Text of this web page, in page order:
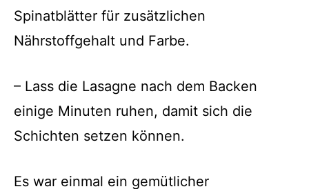
Spinatblätter für zusätzlichen
Nährstoffgehalt und Farbe.
– Lass die Lasagne nach dem Backen
einige Minuten ruhen, damit sich die
Schichten setzen können.
Es war einmal ein gemütlicher